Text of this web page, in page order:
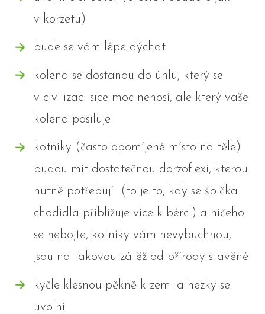
v korzetu)
bude se vám lépe dýchat
kolena se dostanou do úhlu, který se
v civilizaci sice moc nenosí, ale který vaše
kolena posiluje
kotníky (často opomíjené místo na těle)
budou mít dostatečnou dorzoflexi, kterou
nutně potřebují (to je to, kdy se špička
chodidla přibližuje více k bérci) a ničeho
se nebojte, kotníky vám nevybuchnou,
jsou na takovou zátěž od přírody stavěné
kyčle klesnou pěkně k zemi a hezky se
uvolní